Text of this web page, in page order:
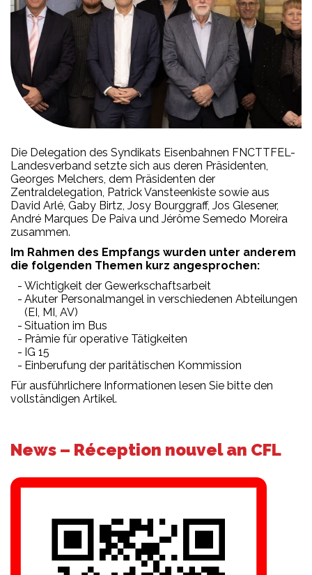
Die Delegation des Syndikats Eisenbahnen FNCTTFEL-
Landesverband setzte sich aus deren Präsidenten,
Georges Melchers, dem Präsidenten der
Zentraldelegation, Patrick Vansteenkiste sowie aus
David Arlé, Gaby Birtz, Josy Bourggraff, Jos Glesener,
André Marques De Paiva und Jérôme Semedo Moreira
zusammen.
Im Rahmen des Empfangs wurden unter anderem
die folgenden Themen kurz angesprochen:
Wichtigkeit der Gewerkschaftsarbeit
Akuter Personalmangel in verschiedenen Abteilungen
(EI, MI, AV)
Situation im Bus
Prämie für operative Tätigkeiten
IG 15
Einberufung der paritätischen Kommission
Für ausführlichere Informationen lesen Sie bitte den
vollständigen Artikel.
News – Réception nouvel an CFL